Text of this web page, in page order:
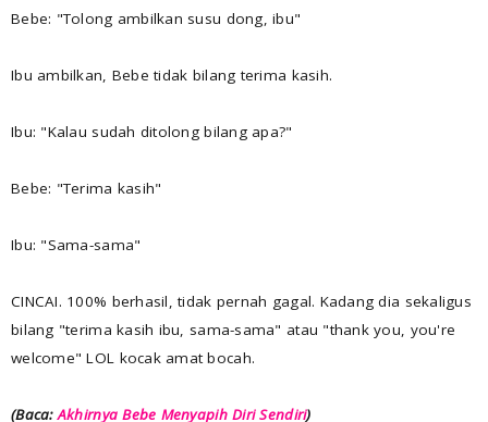
Bebe: "Tolong ambilkan susu dong, ibu"
Ibu ambilkan, Bebe tidak bilang terima kasih.
Ibu: "Kalau sudah ditolong bilang apa?"
Bebe: "Terima kasih"
Ibu: "Sama-sama"
CINCAI. 100% berhasil, tidak pernah gagal. Kadang dia sekaligus
bilang "terima kasih ibu, sama-sama" atau "thank you, you're
welcome" LOL kocak amat bocah.
(Baca:Akhirnya Bebe Menyapih Diri Sendiri)